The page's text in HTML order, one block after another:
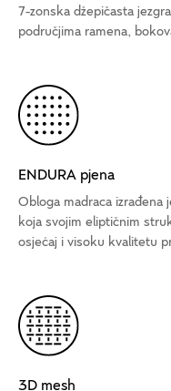
7-zonska džepičasta
područjima ramena,
ENDURA pjena
Obloga madraca
koja svojim eliptičnim
osjećaj i visoku kvalitetu
3D mesh